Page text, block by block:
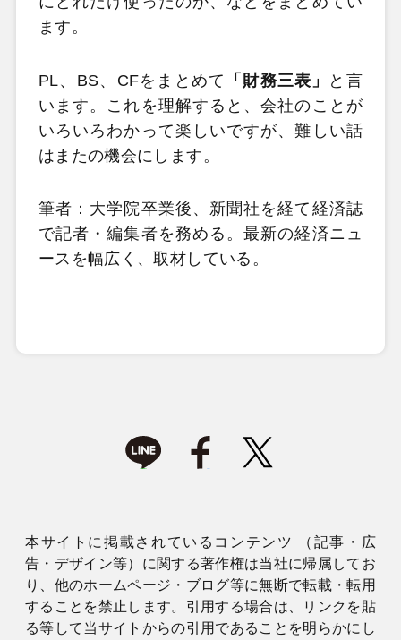
ます。
PL、BS、CFをまとめて 「財務三表」
と言
います。これを理解すると、会社のことが
いろいろわかって楽しいですが、難しい話
はまたの機会にします。
筆者：大学院卒業後、新聞社を経て経済誌
で記者・編集者を務める。最新の経済ニュ
ースを幅広く、取材している。
本サイトに掲載されているコンテンツ （記事・広
告・デザイン等）に関する著作権は当社に帰属してお
り、他のホームページ・ブログ等に無断で転載・転用
することを禁止します。引用する場合は、リンクを貼
る等して当サイトからの引用であることを明らかにし